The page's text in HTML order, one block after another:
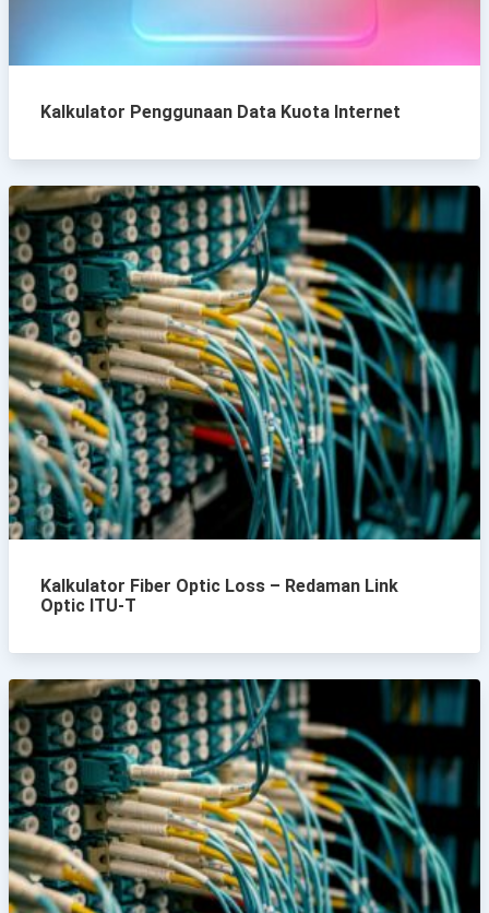
Kalkulator Penggunaan Data Kuota Internet
Kalkulator Fiber Optic Loss – Redaman Link
Optic ITU-T